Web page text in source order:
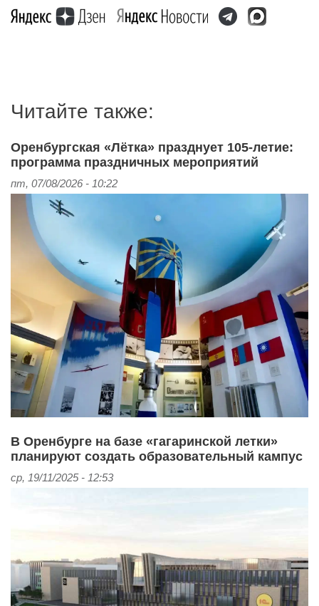
Читайте также:
Оренбургская «Лётка» празднует 105‑летие:
программа праздничных мероприятий
пт, 07/08/2026 - 10:22
В Оренбурге на базе «гагаринской летки»
планируют создать образовательный кампус
ср, 19/11/2025 - 12:53